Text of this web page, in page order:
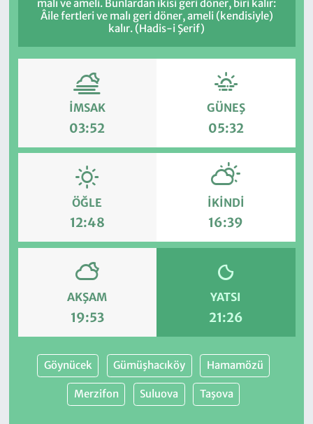
malı ve ameli. Bunlardan ikisi geri döner, biri kalır:
Âile fertleri ve malı geri döner, ameli (kendisiyle)
kalır. (Hadis-i Şerif)
İMSAK
03:52
GÜNEŞ
05:32
ÖĞLE
12:48
İKINDI
16:39
AKŞAM
19:53
YATSI
21:26
Göynücek Gümüşhacıköy Hamamözü
Merzifon Suluova Taşova